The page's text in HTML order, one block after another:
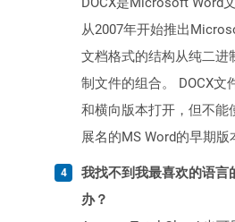
从2007年开始推出
文档格式的结构从纯二进
制文件的组合。 DOCX文
和横向版本打开，但不能
展名的MS Word的早期版
我找不到我最喜欢的语言
办？